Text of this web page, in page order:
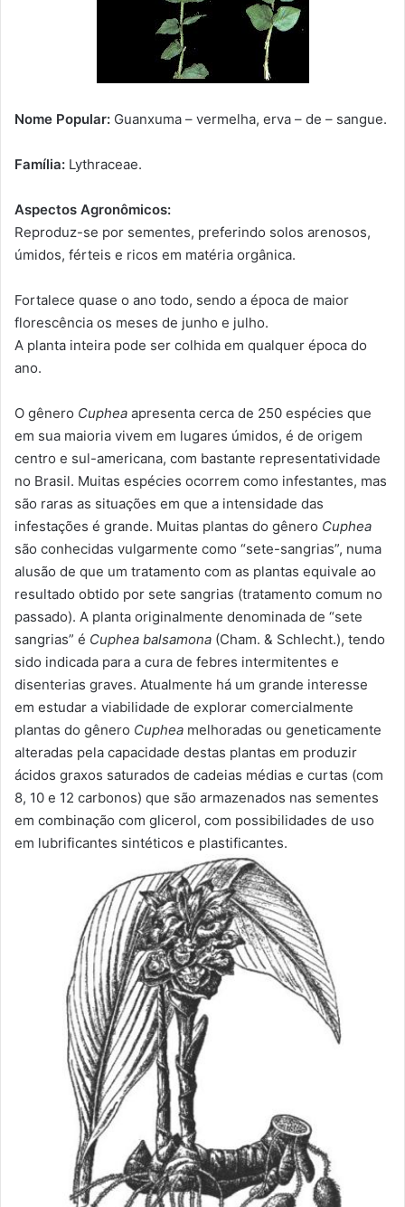
Nome Popular: Guanxuma – vermelha, erva – de – sangue.
Família: Lythraceae.
Aspectos Agronômicos:
Reproduz-se por sementes, preferindo solos arenosos,
úmidos, férteis e ricos em matéria orgânica.
Fortalece quase o ano todo, sendo a época de maior
florescência os meses de junho e julho.
A planta inteira pode ser colhida em qualquer época do
ano.
O gênero Cuphea apresenta cerca de 250 espécies que
em sua maioria vivem em lugares úmidos, é de origem
centro e sul-americana, com bastante representatividade
no Brasil. Muitas espécies ocorrem como infestantes, mas
são raras as situações em que a intensidade das
infestações é grande. Muitas plantas do gênero Cuphea
são conhecidas vulgarmente como “sete-sangrias”, numa
alusão de que um tratamento com as plantas equivale ao
resultado obtido por sete sangrias (tratamento comum no
passado). A planta originalmente denominada de “sete
sangrias” é Cuphea balsamona (Cham. & Schlecht.), tendo
sido indicada para a cura de febres intermitentes e
disenterias graves. Atualmente há um grande interesse
em estudar a viabilidade de explorar comercialmente
plantas do gênero Cuphea melhoradas ou geneticamente
alteradas pela capacidade destas plantas em produzir
ácidos graxos saturados de cadeias médias e curtas (com
8, 10 e 12 carbonos) que são armazenados nas sementes
em combinação com glicerol, com possibilidades de uso
em lubrificantes sintéticos e plastificantes.